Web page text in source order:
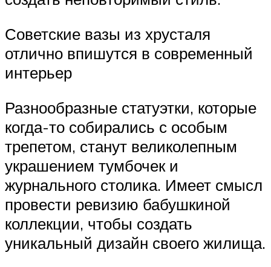
Советские вазы из хрусталя
отлично впишутся в современный
интерьер
Разнообразные статуэтки, которые
когда-то собирались с особым
трепетом, станут великолепным
украшением тумбочек и
журнального столика. Имеет смысл
провести ревизию бабушкиной
коллекции, чтобы создать
уникальный дизайн своего жилища.